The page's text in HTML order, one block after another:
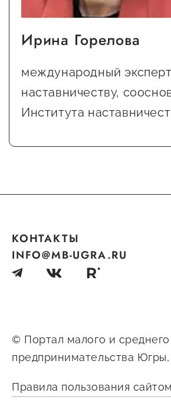
Ирина Горелова
международный
наставничеству,
Института
© Портал малого и среднего
предпринимательства Югры,
Правила пользования
КОНТАКТЫ
INFO@MB-UGRA.RU